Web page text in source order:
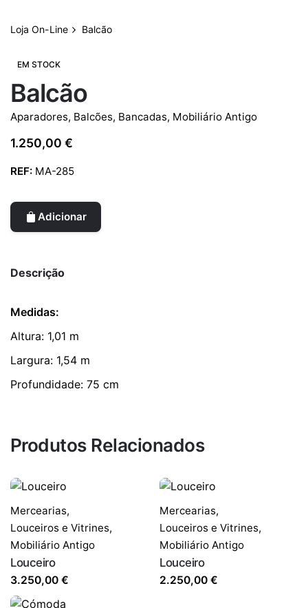
Loja On-Line Balcão
EM STOCK
Balcão
Aparadores, Balcões, Bancadas, Mobiliário Antigo
1.250,00 €
REF: MA-285
Adicionar
Descrição
Medidas:
Altura: 1,01 m
Largura: 1,54 m
Profundidade: 75 cm
Produtos Relacionados
Mercearias,
Louceiros e Vitrines,
Mobiliário Antigo
Louceiro
3.250,00 €
Mercearias,
Louceiros e Vitrines,
Mobiliário Antigo
Louceiro
2.250,00 €